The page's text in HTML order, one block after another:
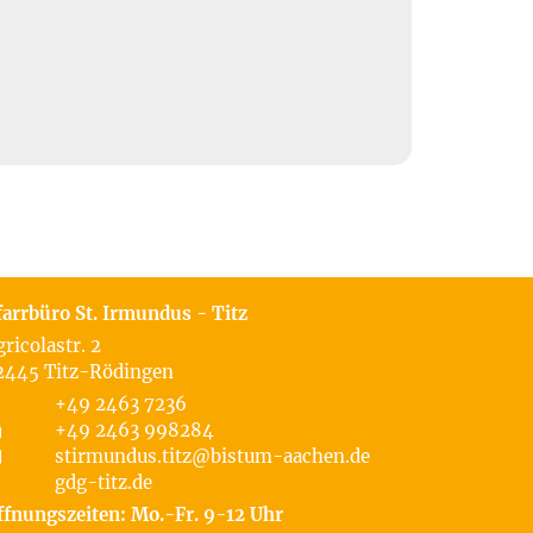
St. Irmundus - Titz
2
Titz-Rödingen
+49 2463 7236
+49 2463 998284
stirmundus.titz@bistum-aachen.de
gdg-titz.de
Mo.-Fr. 9-12 Uhr